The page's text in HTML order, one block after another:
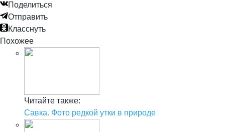
Поделиться
Отправить
Класснуть
Похожее
Читайте также:
Савка. Фото редкой утки в природе